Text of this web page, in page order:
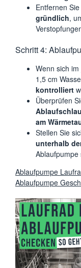
Entfernen
gründlich,
Schritt 4:
Wenn sich im
1,5 cm
kontrolliert
Überprüfen
am
Stellen Sie
unterhalb
Ablaufpumpe
Ablaufpumpe
Ablaufpumpe